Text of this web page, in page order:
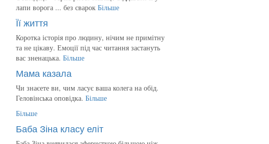
лапи ворога ... без сварок Більше
Її життя
Коротка історія про людину, нічим не примітну
та не цікаву. Емоції під час читання застануть
вас зненацька. Більше
Мама казала
Чи знаєете ви, чим ласує ваша колега на обід.
Геловінська оповідка. Більше
Більше
Баба Зіна класу еліт